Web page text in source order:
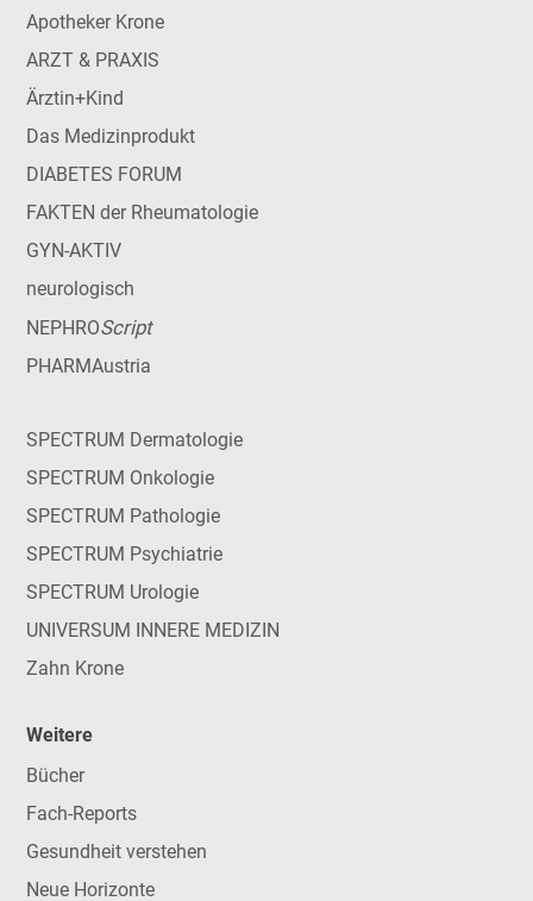
Apotheker Krone
ARZT & PRAXIS
Ärztin+Kind
Das Medizinprodukt
DIABETES FORUM
FAKTEN der Rheumatologie
GYN-AKTIV
neurologisch
NEPHROScript
PHARMAustria
SPECTRUM Dermatologie
SPECTRUM Onkologie
SPECTRUM Pathologie
SPECTRUM Psychiatrie
SPECTRUM Urologie
UNIVERSUM INNERE MEDIZIN
Zahn Krone
Weitere
Bücher
Fach-Reports
Gesundheit verstehen
Neue Horizonte